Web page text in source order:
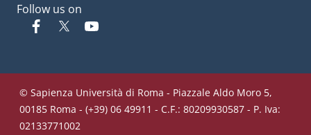
Follow us on
Facebook
Twitter
© Sapienza Università di Roma - Piazzale Aldo Moro 5,
00185 Roma - (+39) 06 49911 - C.F.: 80209930587 - P. Iva:
02133771002